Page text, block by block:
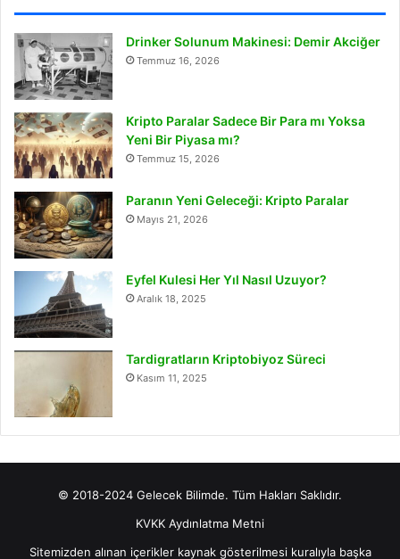
Drinker Solunum Makinesi: Demir Akciğer
Temmuz 16, 2026
Kripto Paralar Sadece Bir Para mı Yoksa
Yeni Bir Piyasa mı?
Temmuz 15, 2026
Paranın Yeni Geleceği: Kripto Paralar
Mayıs 21, 2026
Eyfel Kulesi Her Yıl Nasıl Uzuyor?
Aralık 18, 2025
Tardigratların Kriptobiyoz Süreci
Kasım 11, 2025
© 2018-2024 Gelecek Bilimde. Tüm Hakları Saklıdır.
KVKK Aydınlatma Metni
Sitemizden alınan içerikler kaynak gösterilmesi kuralıyla başka